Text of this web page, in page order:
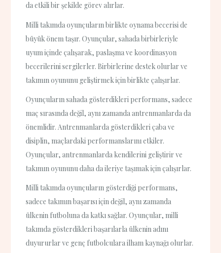
da etkili bir şekilde görev alırlar.
Milli takımda oyunçuların birlikte oynama becerisi de
büyük önem taşır. Oyunçular, sahada birbirleriyle
uyum içinde çalışarak, paslaşma ve koordinasyon
becerilerini sergilerler. Birbirlerine destek olurlar ve
takımın oyununu geliştirmek için birlikte çalışırlar.
Oyunçuların sahada gösterdikleri performans, sadece
maç sırasında değil, aynı zamanda antrenmanlarda da
önemlidir. Antrenmanlarda gösterdikleri çaba ve
disiplin, maçlardaki performanslarını etkiler.
Oyunçular, antrenmanlarda kendilerini geliştirir ve
takımın oyununu daha da ileriye taşımak için çalışırlar.
Milli takımda oyunçuların gösterdiği performans,
sadece takımın başarısı için değil, aynı zamanda
ülkenin futboluna da katkı sağlar. Oyunçular, milli
takımda gösterdikleri başarılarla ülkenin adını
duyururlar ve genç futbolculara ilham kaynağı olurlar.